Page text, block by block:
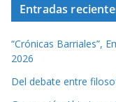
Entradas
“Crónicas Barriales”,
2026
Del debate entre